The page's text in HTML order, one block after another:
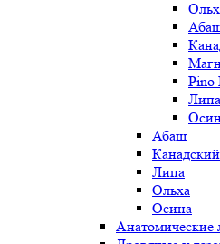
Pino
Липа
Абаш
Липа
Ольха
Осина
Анатомические